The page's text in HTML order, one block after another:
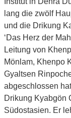
lang die zwölf
und die Drikung
‘Das Herz der
Leitung von
Mönlam, Khenpo
Gyaltsen
abgeschlossen
Drikung Kyabgön
Südostasien. Er